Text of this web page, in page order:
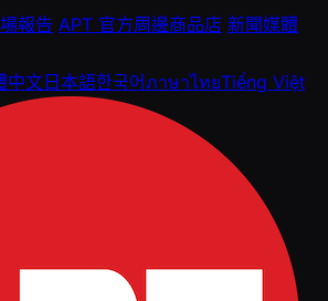
報告 APT 官方周邊商品店 新聞媒體
中文日本語한국어ภาษาไทยTiếng Việt